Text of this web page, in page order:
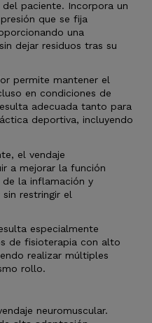
paciente. Incorpora un
que se fija
una
dejar residuos tras su
permite mantener el
en condiciones de
adecuada tanto para
deportiva, incluyendo
el vendaje
a mejorar la función
de la inflamación y
restringir el
especialmente
de fisioterapia con alto
realizar múltiples
rollo.
neuromuscular.